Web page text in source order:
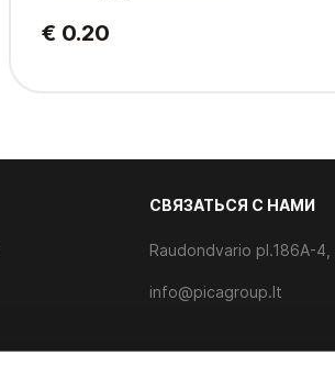
€ 0.20
CВЯЗАТЬСЯ С НАМИ
Raudondvario pl.186A-4,
info@picagroup.lt